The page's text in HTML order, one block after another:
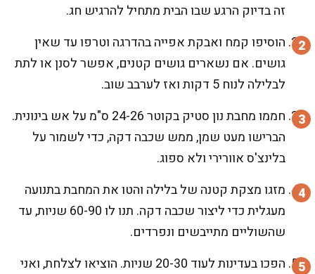
זה בדיוק הרגע שבו הבית מתחיל להרגיש חג.
הוסיפו קמח ואבקת אפייה בהדרגה וטרפו עד שאין
גושים. אם נשארים גושים קטנים, אפשר לסנן או לתת
לבלילה לנוח 5 דקות ואז לערבב שוב.
חממו מחבת נון סטיק בקוטר 24-26 ס"מ על אש בינונית.
הברישו מעט שמן, ממש שכבה דקה, כדי לשמור על
בלינצ'ס אוורירי ולא ספוג.
מזגו מצקת קטנה של בלילה והטו את המחבת בתנועה
מעגלית כדי ליצור שכבה דקה. תנו לו 60-90 שניות, עד
שהשוליים מתייבשים ונפרדים.
הפכו בעדינות לעוד 20-30 שניות. הוציאו לצלחת, ואני